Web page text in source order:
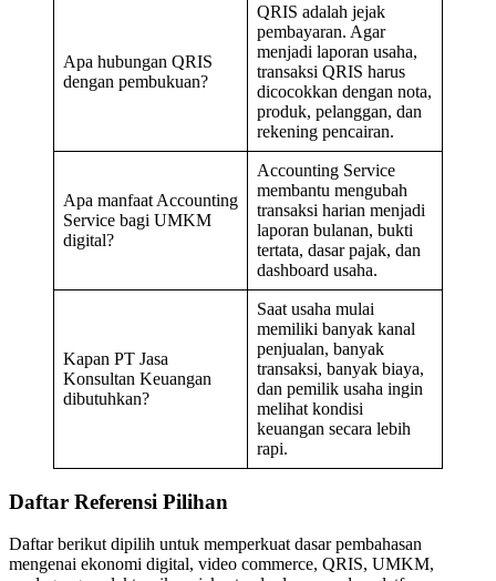
Apa hubungan QRIS
dengan pembukuan?
QRIS adalah jejak
pembayaran. Agar
menjadi laporan usaha,
transaksi QRIS harus
dicocokkan dengan nota,
produk, pelanggan, dan
rekening pencairan.
Apa manfaat Accounting
Service bagi UMKM
digital?
Accounting Service
membantu mengubah
transaksi harian menjadi
laporan bulanan, bukti
tertata, dasar pajak, dan
dashboard usaha.
Kapan PT Jasa
Konsultan Keuangan
dibutuhkan?
Saat usaha mulai
memiliki banyak kanal
penjualan, banyak
transaksi, banyak biaya,
dan pemilik usaha ingin
melihat kondisi
keuangan secara lebih
rapi.
Daftar Referensi Pilihan
Daftar berikut dipilih untuk memperkuat dasar pembahasan
mengenai ekonomi digital, video commerce, QRIS, UMKM,